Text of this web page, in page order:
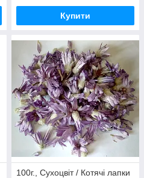
Купити
100г., Сухоцвіт / Котячі лапки